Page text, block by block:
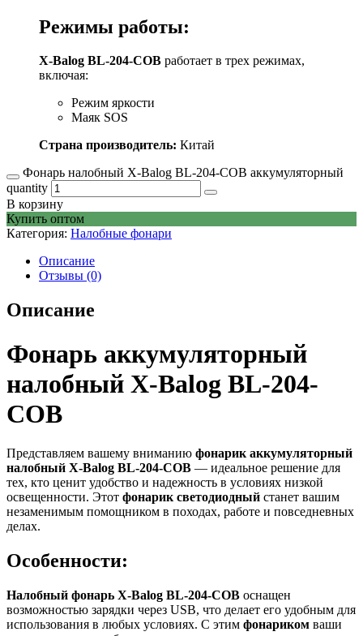
Режимы работы:
X-Balog BL-204-COB работает в трех режимах,
включая:
Режим яркости
Маяк SOS
Страна производитель: Китай
Фонарь налобный X-Balog BL-204-COB аккумуляторный
quantity
В корзину
Купить оптом
Категория: Налобные фонари
Описание
Отзывы (0)
Описание
Фонарь аккумуляторный
налобный X-Balog BL-204-
COB
Представляем вашему вниманию фонарик аккумуляторный
налобный X-Balog BL-204-COB — идеальное решение для
тех, кто ценит удобство и надежность в условиях низкой
освещенности. Этот фонарик светодиодный станет вашим
незаменимым помощником в походах, работе и повседневных
делах.
Особенности:
Налобный фонарь X-Balog BL-204-COB оснащен
возможностью зарядки через USB, что делает его удобным для
использования в любых условиях. С этим фонариком ваши